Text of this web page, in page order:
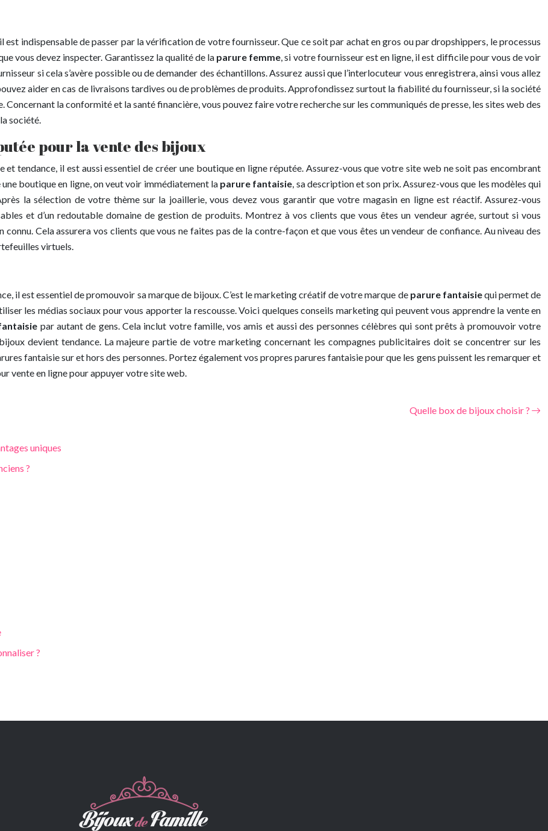
est indispensable de passer par la vérification de votre fournisseur. Que ce soit par achat en gros ou par dropshippers, le processus
vous devez inspecter. Garantissez la qualité de la parure femme, si votre fournisseur est en ligne, il est difficile pour vous de voir
si cela s’avère possible ou de demander des échantillons. Assurez aussi que l’interlocuteur vous enregistrera, ainsi vous allez
aider en cas de livraisons tardives ou de problèmes de produits. Approfondissez surtout la fiabilité du fournisseur, si la société
Concernant la conformité et la santé financière, vous pouvez faire votre recherche sur les communiqués de presse, les sites web des
société.
pour la vente des bijoux
tendance, il est aussi essentiel de créer une boutique en ligne réputée. Assurez-vous que votre site web ne soit pas encombrant
boutique en ligne, on veut voir immédiatement la parure fantaisie, sa description et son prix. Assurez-vous que les modèles qui
la sélection de votre thème sur la joaillerie, vous devez vous garantir que votre magasin en ligne est réactif. Assurez-vous
et d’un redoutable domaine de gestion de produits. Montrez à vos clients que vous êtes un vendeur agrée, surtout si vous
connu. Cela assurera vos clients que vous ne faites pas de la contre-façon et que vous êtes un vendeur de confiance. Au niveau des
virtuels.
il est essentiel de promouvoir sa marque de bijoux. C’est le marketing créatif de votre marque de parure fantaisiequi permet de
les médias sociaux pour vous apporter la rescousse. Voici quelques conseils marketing qui peuvent vous apprendre la vente en
par autant de gens. Cela inclut votre famille, vos amis et aussi des personnes célèbres qui sont prêts à promouvoir votre
devient tendance. La majeure partie de votre marketing concernant les compagnes publicitaires doit se concentrer sur les
fantaisie sur et hors des personnes. Portez également vos propres parures fantaisie pour que les gens puissent les remarquer et
vente en ligne pour appuyer votre site web.
Quelle box de bijoux choisir ?
uniques
?
?